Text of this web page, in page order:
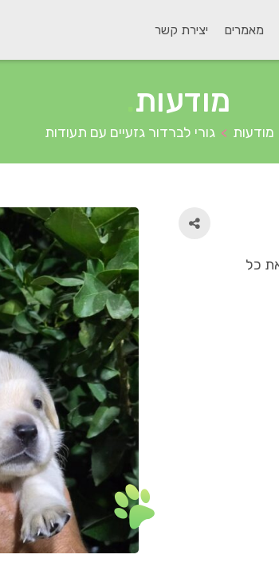
מאמרים יצירת קשר
מודעות
מודעות > גורי לברדור גזעיים עם תעודות
כל